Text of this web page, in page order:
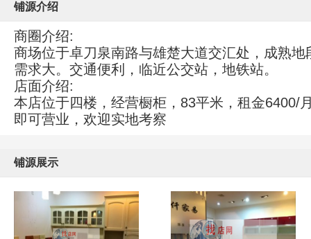
铺源介绍
商圈介绍:
商场位于卓刀泉南路与雄楚大道交汇处，成熟
需求大。交通便利，临近公交站，地
店面介绍:
本店位于四楼，经营橱柜，83平米，租金6400/
即可营业，欢迎实地考察
铺源展示